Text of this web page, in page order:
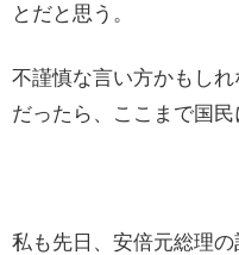
とだと思う。
不謹慎な言い方かもし
だったら、ここまで国
私も先日、安倍元総理